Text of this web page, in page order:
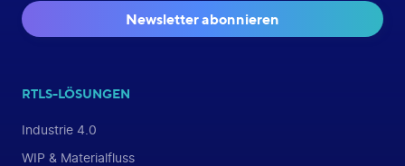
Newsletter abonnieren
RTLS-LÖSUNGEN
Industrie 4.0
WIP & Materialfluss